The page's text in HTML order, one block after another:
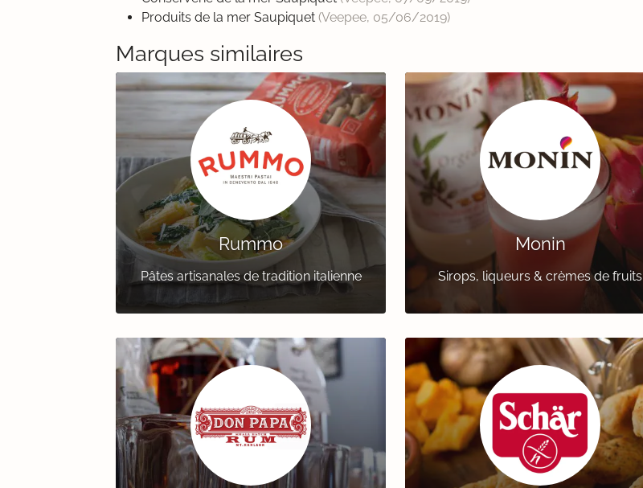
Produits de la mer Saupiquet (Veepee, 05/06/2019)
Marques similaires
Rummo
Pâtes artisanales de tradition italienne
Monin
Sirops, liqueurs & crèmes de fruits